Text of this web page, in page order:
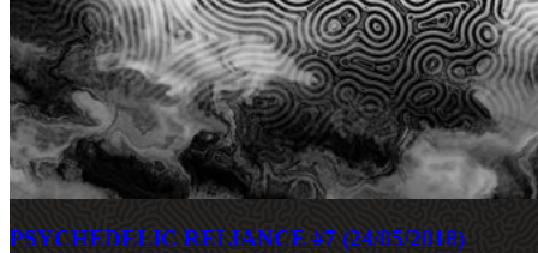
PSYCHEDELIC RELIANCE #7 (24/05/2018)